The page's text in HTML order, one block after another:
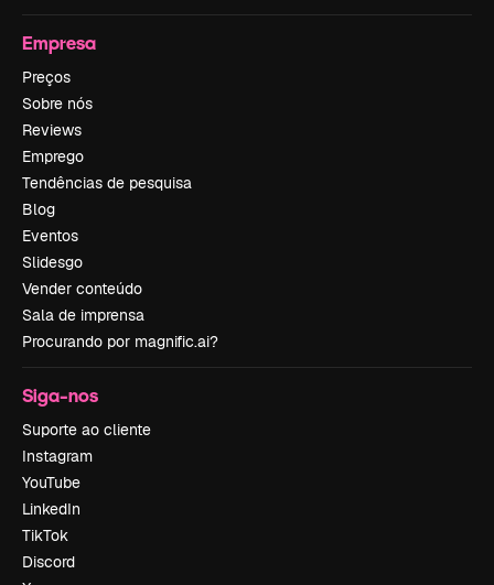
Empresa
Preços
Sobre nós
Reviews
Emprego
Tendências de pesquisa
Blog
Eventos
Slidesgo
Vender conteúdo
Sala de imprensa
Procurando por magnific.ai?
Siga-nos
Suporte ao cliente
Instagram
YouTube
LinkedIn
TikTok
Discord